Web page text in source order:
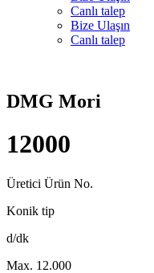
Canlı talep
Bize Ulaşın
Canlı talep
DMG Mori
12000
Üretici Ürün No.
Konik tip
d/dk
Max. 12.000